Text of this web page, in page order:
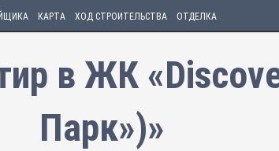
КАРТА ХОД СТРОИТЕЛЬСТВА ОТДЕЛКА
в ЖК
Парк»)»